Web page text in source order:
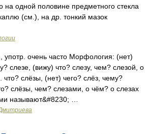
на одной половине предметного стекла
(см.), на др. тонкий мазок
очень часто Морфология: (нет)
слезе, (вижу) что? слезу, чем? слезой, о
слёзы, (нет) чего? слёз, чему?
слёзы, чем? слезами, о чём? о слезах
называют&#8230; …